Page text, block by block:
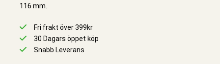
116 mm.
Fri frakt över 399kr
30 Dagars öppet köp
Snabb Leverans